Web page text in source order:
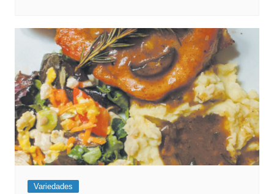
Variedades